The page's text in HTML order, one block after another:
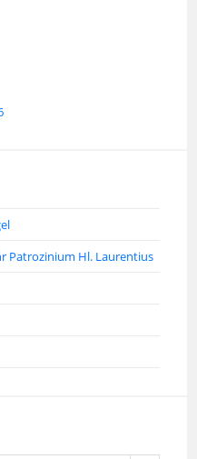
Patrozinium Hl. Laurentius